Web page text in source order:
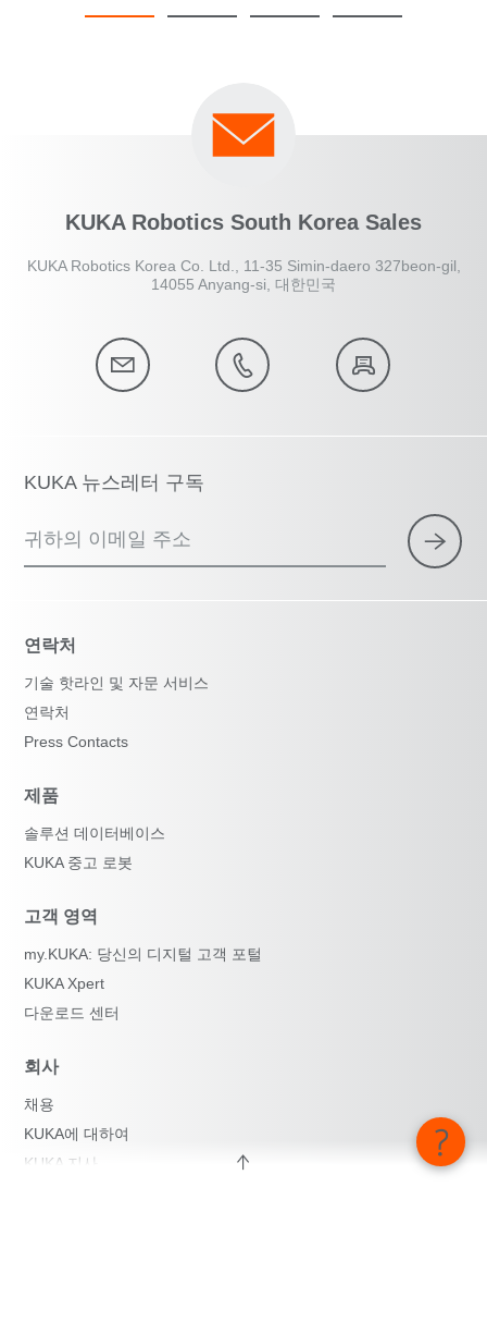
KUKA Robotics South Korea Sales
KUKA Robotics Korea Co. Ltd., 11-35 Simin-daero 327beon-gil,
14055 Anyang-si, 대한민국
KUKA 뉴스레터 구독
귀하의 이메일 주소
연락처
기술 핫라인 및 자문 서비스
연락처
Press Contacts
제품
솔루션 데이터베이스
KUKA 중고 로봇
고객 영역
my.KUKA: 당신의 디지털 고객 포털
KUKA Xpert
다운로드 센터
회사
채용
KUKA에 대하여
KUKA 지사